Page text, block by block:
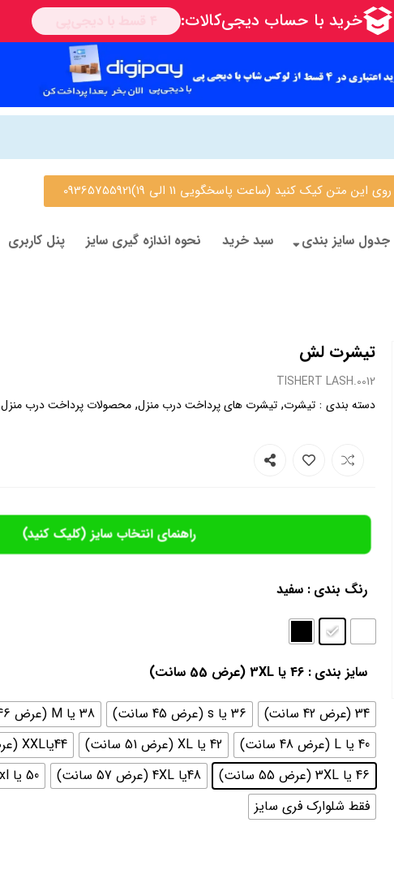
کیک کنید (ساعت پاسخگویی 11 الی 19)09365755921
جدول سایز بندی سبد خرید نحوه اندازه گیری سایز پنل کاربری
تیشرت لش
0012.TISHERT LASH
دسته بندی : تیشرت, تیشرت های پرداخت درب منزل, محصولات پرداخت درب منزل
راهنمای انتخاب سایز (کلیک کنید)
رنگ بندی : سفید
سایز بندی : 46 یا 3XL (عرض 55 سانت)
34 (عرض 42 سانت) 36 یا s (عرض 45 سانت)
38 یا M (عرض 46سانت)
40 یا L (عرض 48 سانت)
42 یا XL (عرض 51 سانت)
44یاXXL (عرض 53 سانت)
46 یا 3XL (عرض 55 سانت)
48یا 4XL (عرض 57 سانت)
50 یا 5xl (عرض 59 سانت)
فقط شلوارک فری سایز